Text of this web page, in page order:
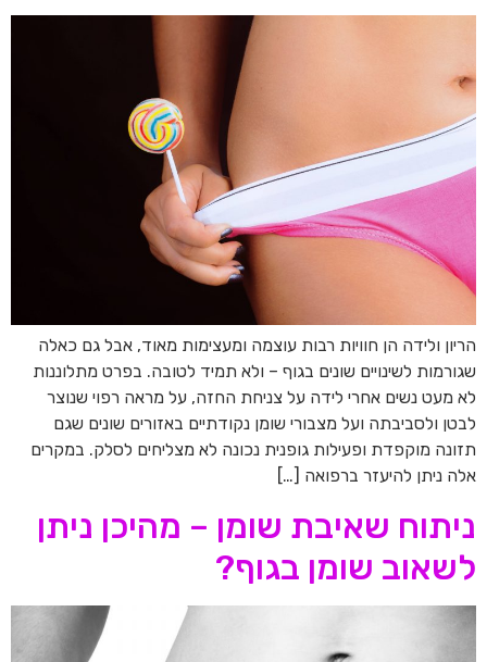
הריון ולידה הן חוויות רבות עוצמה ומעצימות מאוד, אבל גם כאלה
שגורמות לשינויים שונים בגוף – ולא תמיד לטובה. בפרט מתלוננות
לא מעט נשים אחרי לידה על צניחת החזה, על מראה רפוי שנוצר
לבטן ולסביבתה ועל מצבורי שומן נקודתיים באזורים שונים שגם
תזונה מוקפדת ופעילות גופנית נכונה לא מצליחים לסלק. במקרים
אלה ניתן להיעזר ברפואה […]
ניתוח שאיבת שומן – מהיכן ניתן
לשאוב שומן בגוף?